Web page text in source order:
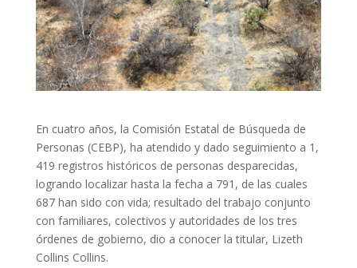
En cuatro años, la Comisión Estatal de Búsqueda de
Personas (CEBP), ha atendido y dado seguimiento a 1,
419 registros históricos de personas desparecidas,
logrando localizar hasta la fecha a 791, de las cuales
687 han sido con vida; resultado del trabajo conjunto
con familiares, colectivos y autoridades de los tres
órdenes de gobierno, dio a conocer la titular, Lizeth
Collins Collins.